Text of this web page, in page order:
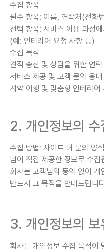
수집 항목
필수 항목: 이름, 연락처(전화
선택 항목: 서비스 이용 과정
(예: 인테리어 요청 사항 등)
수집 목적
견적 송신 및 상담을 위한 연락
서비스 제공 및 고객 문의 응대
계약 이행 및 맞춤형 인테리어
2. 개인정보의 수
수집 방법: 사이트 내 문의 양
님이 직접 제공한 정보로 수집
회사는 고객님의 동의 없이 개
반드시 그 목적을 안내드립니
3. 개인정보의
회사는 개인정보 수집 목적이